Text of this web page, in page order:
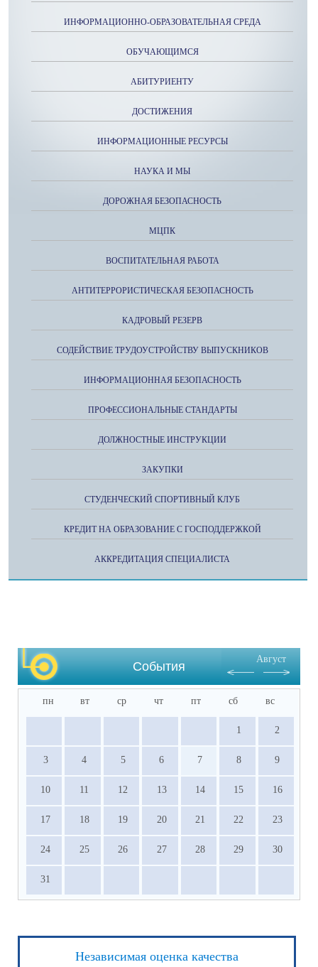
ИНФОРМАЦИОННО-ОБРАЗОВАТЕЛЬНАЯ СРЕДА
ОБУЧАЮЩИМСЯ
АБИТУРИЕНТУ
ДОСТИЖЕНИЯ
ИНФОРМАЦИОННЫЕ РЕСУРСЫ
НАУКА И МЫ
ДОРОЖНАЯ БЕЗОПАСНОСТЬ
МЦПК
ВОСПИТАТЕЛЬНАЯ РАБОТА
АНТИТЕРРОРИСТИЧЕСКАЯ БЕЗОПАСНОСТЬ
КАДРОВЫЙ РЕЗЕРВ
СОДЕЙСТВИЕ ТРУДОУСТРОЙСТВУ ВЫПУСКНИКОВ
ИНФОРМАЦИОННАЯ БЕЗОПАСНОСТЬ
ПРОФЕССИОНАЛЬНЫЕ СТАНДАРТЫ
ДОЛЖНОСТНЫЕ ИНСТРУКЦИИ
ЗАКУПКИ
СТУДЕНЧЕСКИЙ СПОРТИВНЫЙ КЛУБ
КРЕДИТ НА ОБРАЗОВАНИЕ С ГОСПОДДЕРЖКОЙ
АККРЕДИТАЦИЯ СПЕЦИАЛИСТА
События
Август
пн вт ср чт пт сб вс
1 2
3 4 5 6 7 8 9
10 11 12 13 14 15 16
17 18 19 20 21 22 23
24 25 26 27 28 29 30
31
Независимая оценка качества